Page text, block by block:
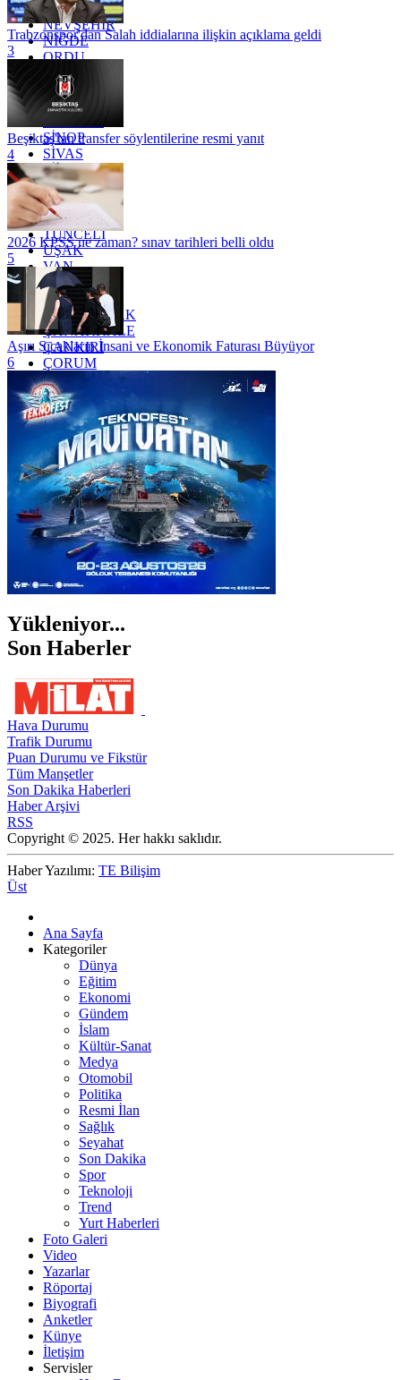
MUŞ
NEVŞEHİR
NİĞDE
ORDU
OSMANİYE
RİZE
SAKARYA
SİNOP
SİVAS
SİİRT
TEKİRDAĞ
TOKAT
TRABZON
TUNCELİ
UŞAK
VAN
YALOVA
YOZGAT
ZONGULDAK
ÇANAKKALE
ÇANKIRI
ÇORUM
İSTANBUL
İZMİR
ŞANLIURFA
ŞIRNAK
Trabzonspor'dan Salah iddialarına ilişkin açıklama geldi
3
Beşiktaş'tan transfer söylentilerine resmi yanıt
4
2026 KPSS ne zaman? sınav tarihleri belli oldu
5
Aşırı Sıcakların İnsani ve Ekonomik Faturası Büyüyor
6
Yükleniyor...
Son Haberler
Hava Durumu
Trafik Durumu
Puan Durumu ve Fikstür
Tüm Manşetler
Son Dakika Haberleri
Haber Arşivi
RSS
Copyright © 2025. Her hakkı saklıdır.
Haber Yazılımı: TE Bilişim
Üst
Ana Sayfa
Kategoriler
Dünya
Eğitim
Ekonomi
Gündem
İslam
Kültür-Sanat
Medya
Otomobil
Politika
Resmi İlan
Sağlık
Seyahat
Son Dakika
Spor
Teknoloji
Trend
Yurt Haberleri
Foto Galeri
Video
Yazarlar
Röportaj
Biyografi
Anketler
Künye
İletişim
Servisler